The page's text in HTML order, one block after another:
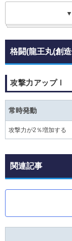
格闘(龍王丸(創
攻撃力アップⅠ
常時発動
攻撃力が2％増加する
関連記事